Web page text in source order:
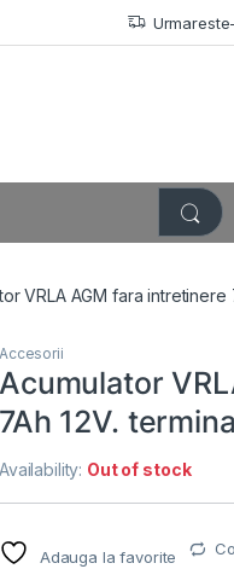
VRLA AGM fara
Accesorii
Acumulator
7Ah 12V.
Availability: Out of stock
Adauga la favorite